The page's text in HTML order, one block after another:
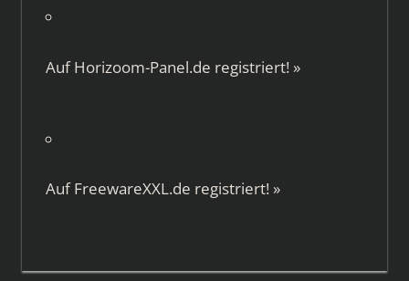
AufHorizoom-Panel.de registriert! »
AufFreewareXXL.de registriert! »